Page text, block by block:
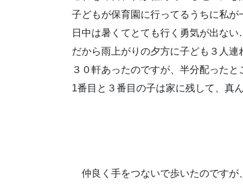
子どもが保育園に行ってるうちに私が
日中は暑くてとても行く勇気が出ない
だから雨上がりの夕方に子ども３人連
３０軒あったのですが、半分配ったと
1番目と３番目の子は家に残して、真
仲良く手をつないで歩いたのですが